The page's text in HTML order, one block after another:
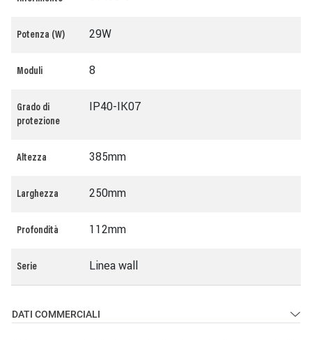
Potenza (W) 29W
Moduli 8
Grado di
protezione
IP40-IK07
Altezza 385mm
Larghezza 250mm
Profondità 112mm
Serie Linea wall
DATI COMMERCIALI